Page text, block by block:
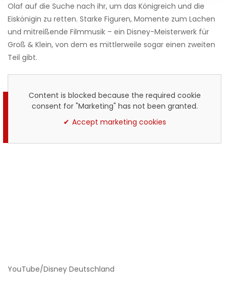
Olaf auf die Suche nach ihr, um das Königreich und die
Eiskönigin zu retten. Starke Figuren, Momente zum Lachen
und mitreißende Filmmusik – ein Disney-Meisterwerk für
Groß & Klein, von dem es mittlerweile sogar einen zweiten
Teil gibt.
Content is blocked because the required cookie
consent for "Marketing" has not been granted.
Accept marketing cookies
YouTube/Disney Deutschland